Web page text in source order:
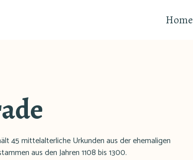
Home
45 mittelalterliche Urkunden aus der ehemaligen
aus den Jahren 1108 bis 1300.